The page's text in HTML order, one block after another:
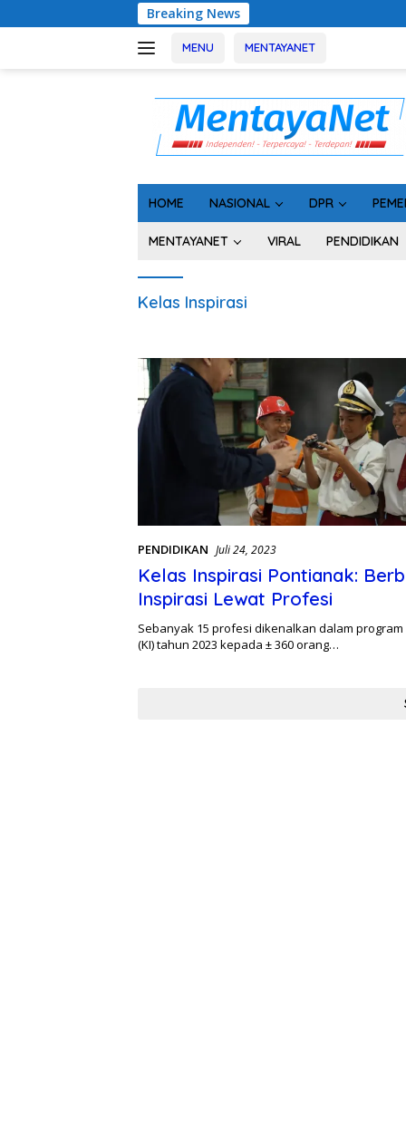
ke
Breaking News
MENU MENTAYANET
HOME NASIONAL DPR
MENTAYANET VIRAL PENDIDIKAN
Kelas Inspirasi
PENDIDIKAN Juli 24, 2023
Kelas Inspirasi Pontianak:
Inspirasi Lewat Profesi
Sebanyak 15 profesi dikenalkan dalam
(KI) tahun 2023 kepada ± 360 orang…